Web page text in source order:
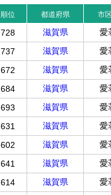
順位 都道府県 市
728 滋賀県 愛
737 滋賀県 愛
672 滋賀県 愛
684 滋賀県 愛
693 滋賀県 愛
631 滋賀県 愛
602 滋賀県 愛
641 滋賀県 愛
614 滋賀県 愛